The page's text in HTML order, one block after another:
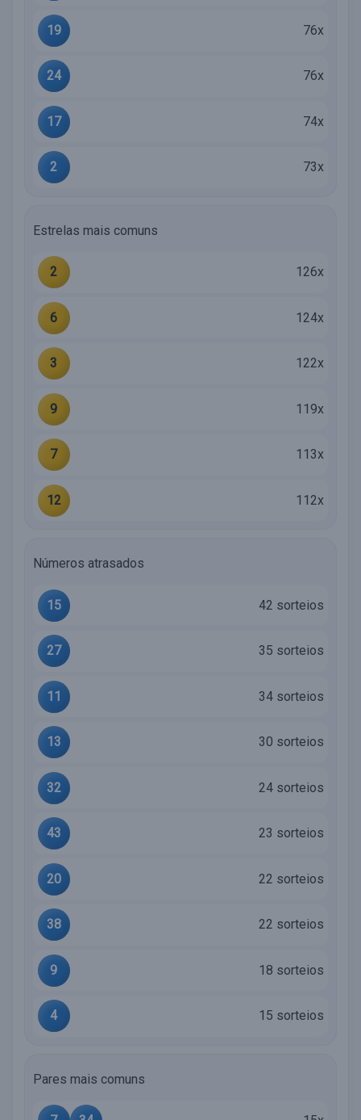
19 76x
24 76x
17 74x
2 73x
Estrelas mais comuns
2 126x
6 124x
3 122x
9 119x
7 113x
12 112x
Números atrasados
15 42 sorteios
27 35 sorteios
11 34 sorteios
13 30 sorteios
32 24 sorteios
43 23 sorteios
20 22 sorteios
38 22 sorteios
9 18 sorteios
4 15 sorteios
Pares mais comuns